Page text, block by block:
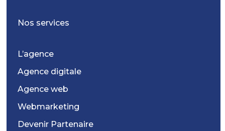
Nos services
L’agence
Agence digitale
Agence web
Webmarketing
Devenir Partenaire